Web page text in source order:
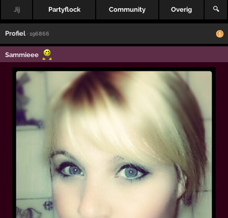
Jij Partyflock Community Overig 🔍
Profiel · 196866
Sammieee